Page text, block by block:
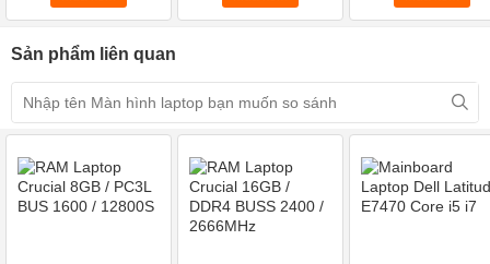
EG0505TU EG2059TU EG2062TU EG0541TU EG0542TU 15.6
Inch FHD 1920X1080 IPS
Kích Thước 15.6 Inch ( 13.6" x 7.6" )
Độ phân giải Full HD 1920X1080
Cáp tín hiệu 30 Pin
Sản phẩm liên quan